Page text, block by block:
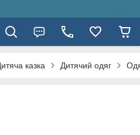
казка Дитячий одяг